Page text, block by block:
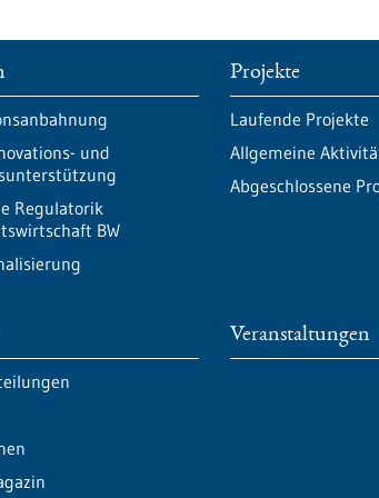
und
Regulatorik
BW
Projekte
Laufende Projekte
Allgemeine
Abgeschlossene
Veranstaltungen